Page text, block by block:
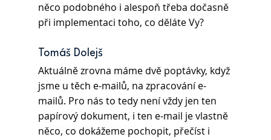
něco podobného i alespoň třeba dočasně
při implementaci toho, co děláte Vy?
Tomáš Dolejš
Aktuálně zrovna máme dvě poptávky, když
jsme u těch e-mailů, na zpracování e-
mailů. Pro nás to tedy není vždy jen ten
papírový dokument, i ten e-mail je vlastně
něco, co dokážeme pochopit, přečíst i